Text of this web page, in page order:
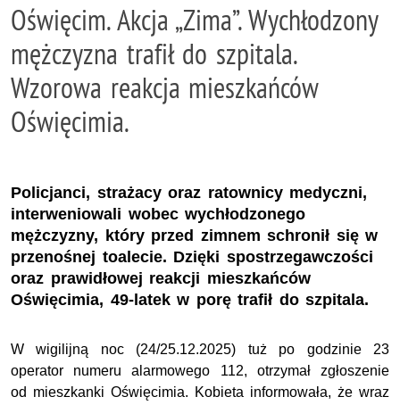
Oświęcim. Akcja „Zima”. Wychłodzony
mężczyzna trafił do szpitala.
Wzorowa reakcja mieszkańców
Oświęcimia.
Policjanci, strażacy oraz ratownicy medyczni,
interweniowali wobec wychłodzonego
mężczyzny, który przed zimnem schronił się w
przenośnej toalecie. Dzięki spostrzegawczości
oraz prawidłowej reakcji mieszkańców
Oświęcimia, 49-latek w porę trafił do szpitala.
W wigilijną noc (24/25.12.2025) tuż po godzinie 23
operator numeru alarmowego 112, otrzymał zgłoszenie
od mieszkanki Oświęcimia. Kobieta informowała, że wraz